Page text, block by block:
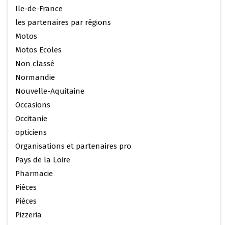
Ile-de-France
les partenaires par régions
Motos
Motos Ecoles
Non classé
Normandie
Nouvelle-Aquitaine
Occasions
Occitanie
opticiens
Organisations et partenaires pro
Pays de la Loire
Pharmacie
Pièces
Pièces
Pizzeria